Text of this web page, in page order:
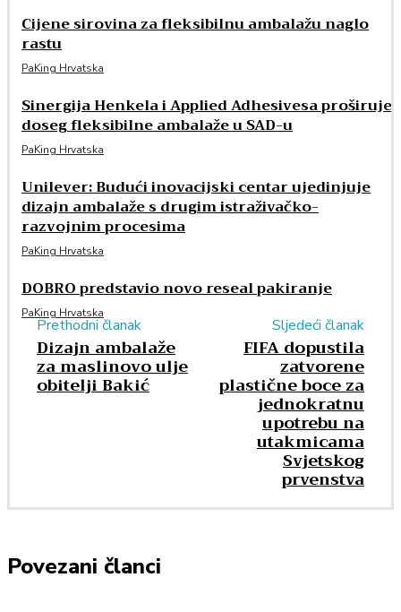
Cijene sirovina za fleksibilnu ambalažu naglo
rastu
PaKing Hrvatska
Sinergija Henkela i Applied Adhesivesa proširuje
doseg fleksibilne ambalaže u SAD-u
PaKing Hrvatska
Unilever: Budući inovacijski centar ujedinjuje
dizajn ambalaže s drugim istraživačko-
razvojnim procesima
PaKing Hrvatska
DOBRO predstavio novo reseal pakiranje
PaKing Hrvatska
Prethodni članak
Dizajn ambalaže
za maslinovo ulje
obitelji Bakić
Sljedeći članak
FIFA dopustila
zatvorene
plastične boce za
jednokratnu
upotrebu na
utakmicama
Svjetskog
prvenstva
Povezani članci